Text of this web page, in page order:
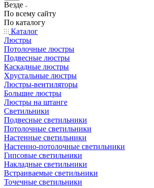
Везде
По всему сайту
По каталогу
Каталог
Люстры
Потолочные люстры
Подвесные люстры
Каскадные люстры
Хрустальные люстры
Люстры-вентиляторы
Большие люстры
Люстры на штанге
Светильники
Подвесные светильники
Потолочные светильники
Настенные светильники
Настенно-потолочные светильники
Гипсовые светильники
Накладные светильники
Встраиваемые светильники
Точечные светильники